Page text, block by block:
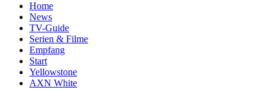
Home
News
TV-Guide
Serien & Filme
Empfang
Start
Yellowstone
AXN White